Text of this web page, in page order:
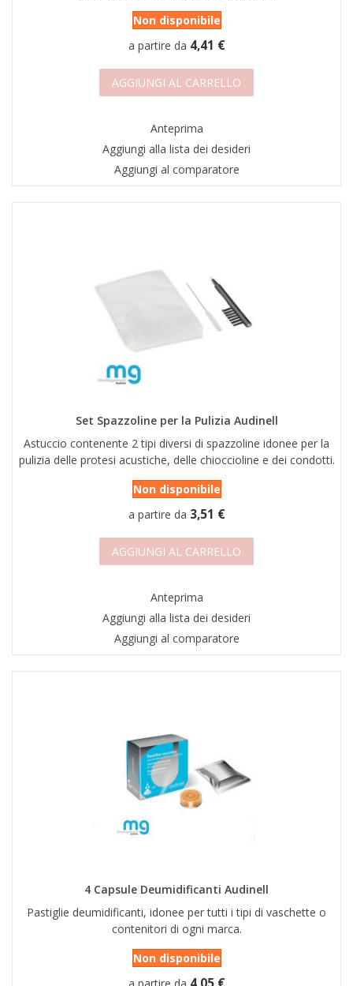
Non disponibile
a partire da 4,41 €
AGGIUNGI AL CARRELLO
Anteprima
Aggiungi alla lista dei desideri
Aggiungi al comparatore
Set Spazzoline per la Pulizia Audinell
Astuccio contenente 2 tipi diversi di spazzoline idonee per la
pulizia delle protesi acustiche, delle chioccioline e dei condotti.
Non disponibile
a partire da 3,51 €
AGGIUNGI AL CARRELLO
Anteprima
Aggiungi alla lista dei desideri
Aggiungi al comparatore
4 Capsule Deumidificanti Audinell
Pastiglie deumidificanti, idonee per tutti i tipi di vaschette o
contenitori di ogni marca.
Non disponibile